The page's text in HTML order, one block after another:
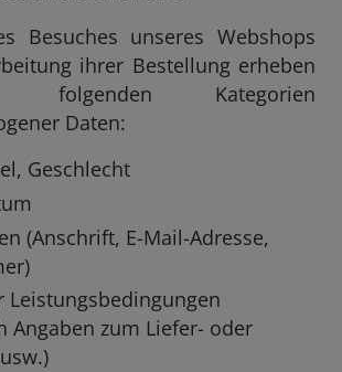
Besuches unseres Webshops
ihrer Bestellung erheben
Kategorien
Daten:
Geschlecht
(Anschrift, E-Mail-Adresse,
Leistungsbedingungen
Angaben zum Liefer- oder